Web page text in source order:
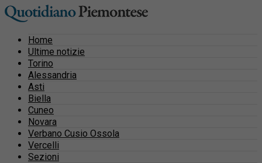
Home
Ultime notizie
Torino
Alessandria
Asti
Biella
Cuneo
Novara
Verbano Cusio Ossola
Vercelli
Sezioni